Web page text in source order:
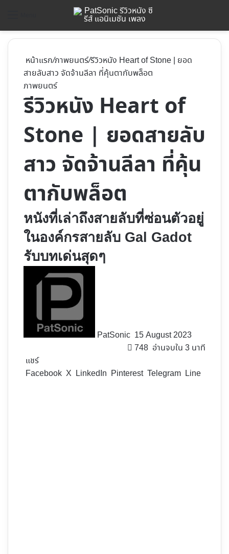
หน้าแรก/ภาพยนตร์/รีวิวหนัง Heart of Stone | ยอด
สายลับสาว จัดจ้านลีลา ที่คุ้นตากับพล็อต
ภาพยนตร์
รีวิวหนัง Heart of
Stone | ยอดสายลับ
สาว จัดจ้านลีลา ที่คุ้น
ตากับพล็อต
หนังที่เล่าถึงสายลับที่ซ่อนตัวอยู่
ในองค์กรสายลับ Gal Gadot
รับบทเด่นสุดๆ
PatSonic 15 August 2023
748 อ่านจบใน 3 นาที
แชร์
Facebook X LinkedIn Pinterest Telegram Line